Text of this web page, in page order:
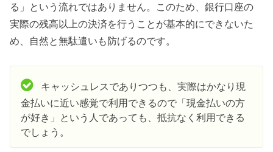
る」という流れではありません。このため、銀行口座の
実際の残高以上の決済を行うことが基本的にできないた
め、自然と無駄遣いも防げるのです。
キャッシュレスでありつつも、実際はかなり現
金払いに近い感覚で利用できるので「現金払いの方
が好き」という人であっても、抵抗なく利用できる
でしょう。